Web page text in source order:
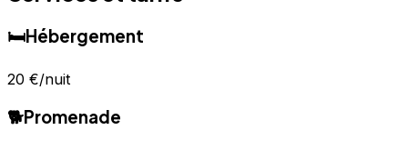
🛏️Hébergement
20 €/nuit
🐕Promenade